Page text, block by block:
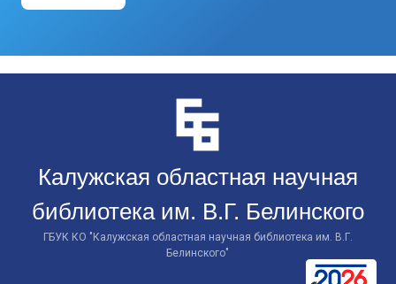
Калужская областная научная
библиотека им. В.Г. Белинского
ГБУК КО "Калужская областная научная библиотека им. В.Г.
Белинского"